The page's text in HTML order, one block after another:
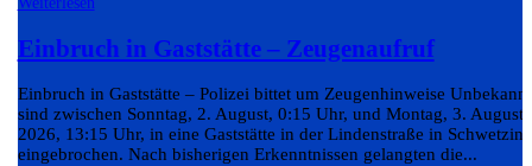
Einbruch in Gaststätte – Zeugenaufruf
Einbruch in Gaststätte – Polizei bittet um Zeugenhinweise
sind zwischen Sonntag, 2. August, 0:15 Uhr, und Montag, 3. August
2026, 13:15 Uhr, in eine Gaststätte in der Lindenstraße in
eingebrochen. Nach bisherigen Erkenntnissen gelangten die...